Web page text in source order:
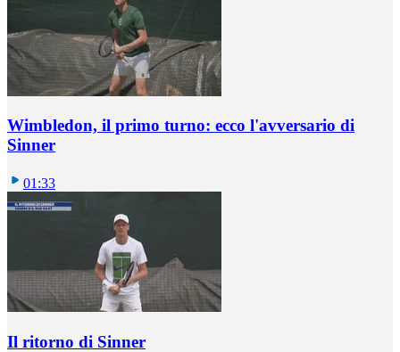
Wimbledon, il primo turno: ecco l'avversario di
Sinner
01:33
Il ritorno di Sinner